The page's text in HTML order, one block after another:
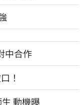
中合作
！
動機曝